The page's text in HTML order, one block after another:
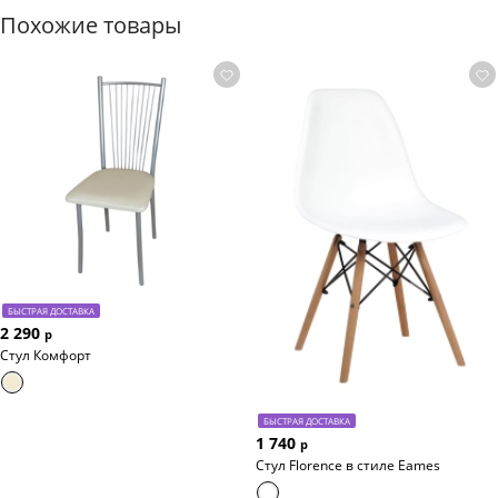
Похожие товары
БЫСТРАЯ ДОСТАВКА
2 290 р
Стул Комфорт
БЫСТРАЯ ДОСТАВКА
1 740 р
Стул Florence в стиле Eames